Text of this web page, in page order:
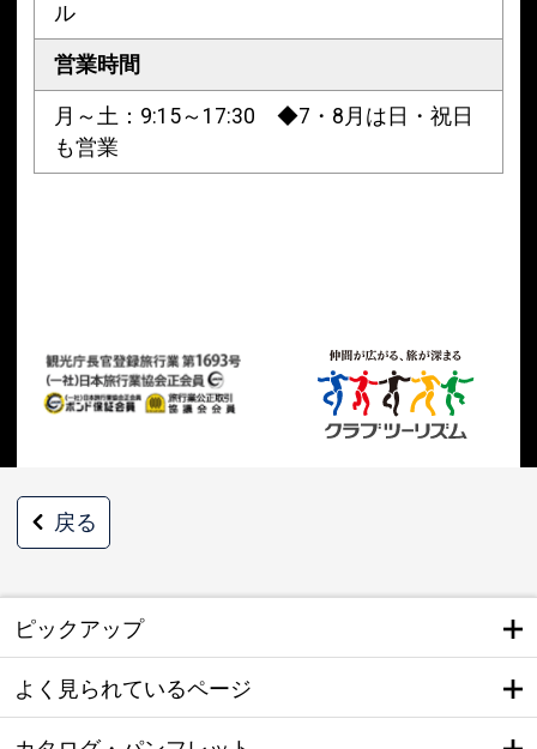
ル
営業時間
月～土：9:15～17:30 ◆7・8月は日・祝日
も営業
戻る
ピックアップ
よく見られているページ